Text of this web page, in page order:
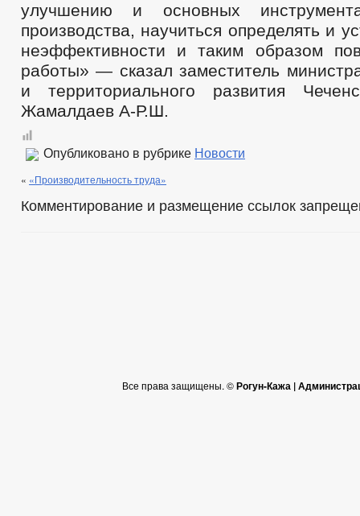
улучшению и основных
производства, научиться определять и
неэффективности и таким образом
работы» — сказал заместитель
и территориального развития
Жамалдаев А-Р.Ш.
Опубликовано в рубрике Новости
« «Производительность труда»
Комментирование и размещение ссылок
Все права защищены. ©Рогун-Кажа |